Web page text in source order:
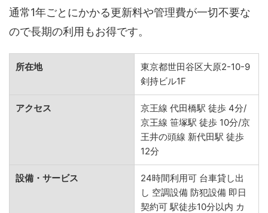
通常1年ごとにかかる更新料や管理費が一切不要な
ので長期の利用もお得です。
所在地
東京都世田谷区大原2-10-9
剣持ビル1F
アクセス
京王線 代田橋駅 徒歩 4分/
京王線 笹塚駅 徒歩 10分/京
王井の頭線 新代田駅 徒歩
12分
設備・サービス
24時間利用可 台車貸し出
し 空調設備 防犯設備 即日
契約可 駅徒歩10分以内 カ